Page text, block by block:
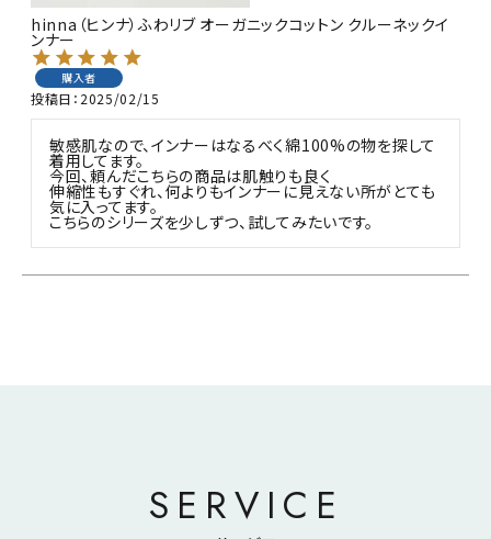
hinna（ヒンナ）ふわリブ オーガニックコットン クルーネックイ
ンナー
購入者
投稿日 2025/02/15
敏感肌なので、インナーはなるべく綿100%の物を探して
着用してます。
今回、頼んだこちらの商品は肌触りも良く
伸縮性もすぐれ、何よりもインナーに見えない所がとても
気に入ってます。
こちらのシリーズを少しずつ、試してみたいです。
SERVICE